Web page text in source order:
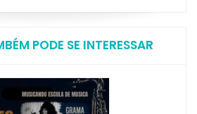
PODE SE INTERESSAR